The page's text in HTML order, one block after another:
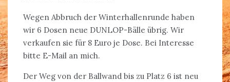
Wegen Abbruch der Winterhallenrunde haben
wir 6 Dosen neue DUNLOP-Bälle übrig. Wir
verkaufen sie für 8 Euro je Dose. Bei Interesse
bitte E-Mail an mich.
Der Weg von der Ballwand bis zu Platz 6 ist neu